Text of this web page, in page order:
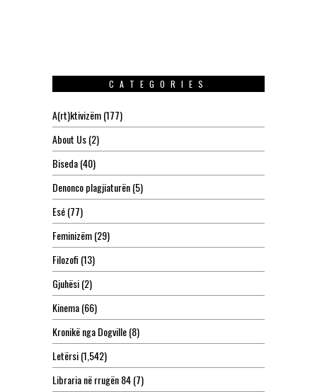
CATEGORIES
A(rt)ktivizëm(177)
About Us(2)
Biseda(40)
Denonco plagjiaturën(5)
Esé(77)
Feminizëm(29)
Filozofi (13)
Gjuhësi(2)
Kinema(66)
Kronikë nga Dogville(8)
Letërsi(1,542)
Libraria në rrugën 84(7)